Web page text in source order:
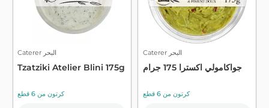
Caterer البحر
Tzatziki Atelier Blini 175g
كرتون من 6 قطع
Caterer البحر
جواكامولي اكسترا 175 جرام
كرتون من 6 قطع